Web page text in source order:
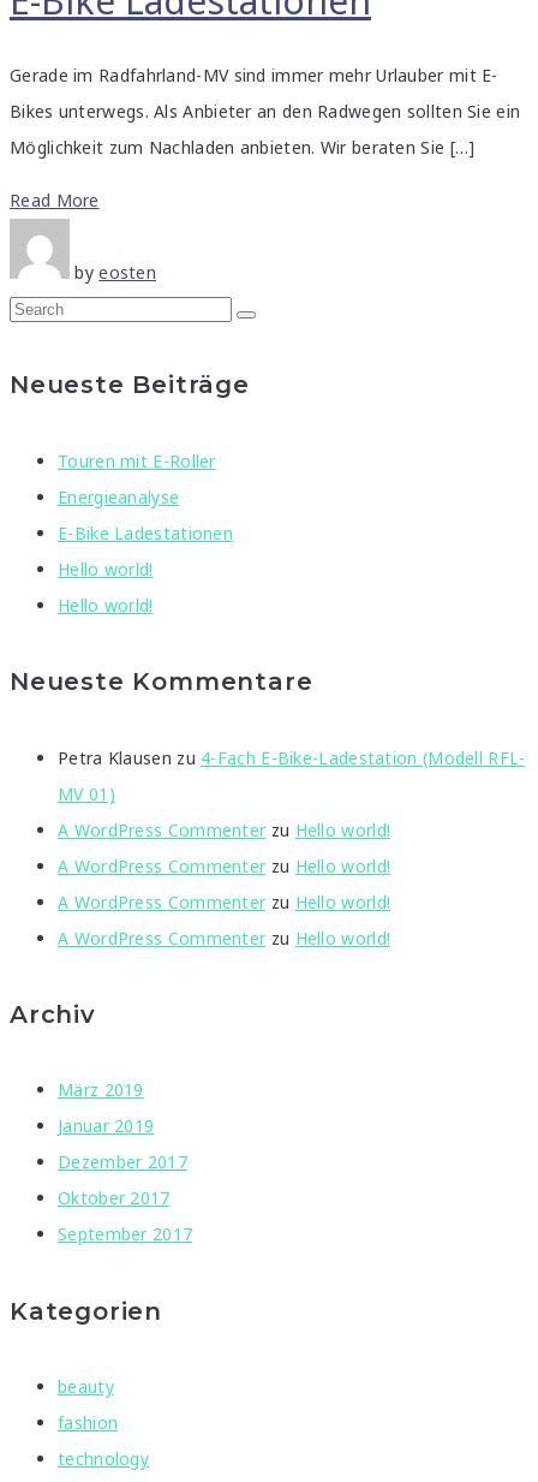
Gerade im Radfahrland-MV sind immer mehr Urlauber mit E-
Bikes unterwegs. Als Anbieter an den Radwegen sollten Sie ein
Möglichkeit zum Nachladen anbieten. Wir beraten Sie […]
Read More
byeosten
Neueste Beiträge
Touren mit E-Roller
Energieanalyse
E-Bike Ladestationen
Hello world!
Hello world!
Neueste Kommentare
Petra Klausen zu 4-Fach E-Bike-Ladestation (Modell RFL-
MV 01)
A WordPress Commenter zu Hello world!
A WordPress Commenter zu Hello world!
A WordPress Commenter zu Hello world!
A WordPress Commenter zu Hello world!
Archiv
März 2019
Januar 2019
Dezember 2017
Oktober 2017
September 2017
Kategorien
beauty
fashion
technology